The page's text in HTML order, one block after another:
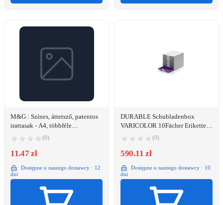
M&G : Színes, áttetsző, patentos
irattasak - A4, többféle
(D104070A4)
(0)
11.47 zł
Dostępne u naszego dostawcy · 12
dni
DURABLE Schubladenbox
VARICOLOR 10Fächer Etiketten
(0)
590.11 zł
Dostępne u naszego dostawcy · 10
dni